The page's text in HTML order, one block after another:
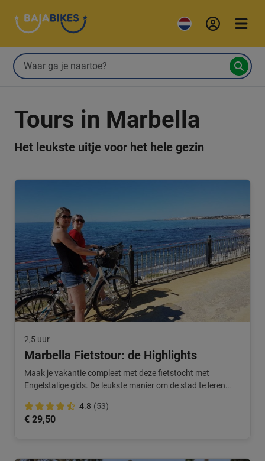
Tours in Marbella
Het leukste uitje voor het hele gezin
2,5 uur
Marbella Fietstour: de Highlights
Maak je vakantie compleet met deze fietstocht met
Engelstalige gids. De leukste manier om de stad te leren
4.8 (53)
€ 29,50